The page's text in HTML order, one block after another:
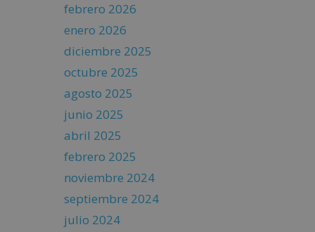
febrero 2026
enero 2026
diciembre 2025
octubre 2025
agosto 2025
junio 2025
abril 2025
febrero 2025
noviembre 2024
septiembre 2024
julio 2024